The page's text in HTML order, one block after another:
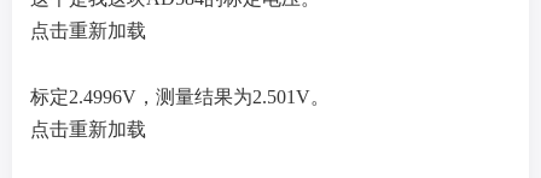
点击重新加载
标定2.4996V，测量结果为2.501V。
点击重新加载